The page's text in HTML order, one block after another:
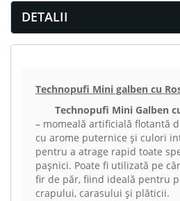
DETALII
Technopufi Mini galben cu
Technopufi Mini Galben
– momeală artificială flotantă
cu arome puternice și culori
pentru a atrage rapid toate
pașnici. Poate fi utilizată pe
fir de păr, fiind ideală pentru
crapului, carasului și plăticii.